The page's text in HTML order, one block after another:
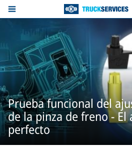
Prueba funcional del
de la pinza de freno - El
perfecto